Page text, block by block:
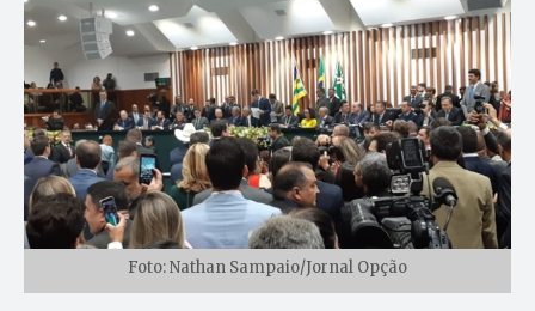
Foto: Nathan Sampaio/Jornal Opção